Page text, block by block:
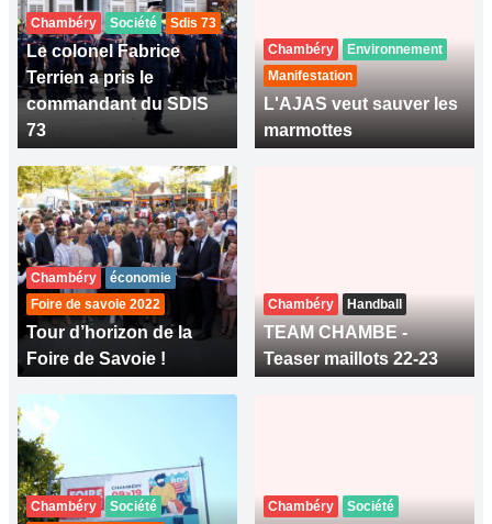
Chambéry Société Sdis 73
Le colonel Fabrice
Terrien a pris le
commandant du SDIS
73
Chambéry
Environnement
Manifestation
L'AJAS veut sauver les
marmottes
Chambéry
économie
Foire de savoie 2022
Tour d’horizon de la
Foire de Savoie !
Chambéry Handball
TEAM CHAMBE -
Teaser maillots 22-23
Chambéry
Société
Chambéry Société